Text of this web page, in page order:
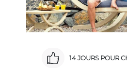
14 JOURS POUR